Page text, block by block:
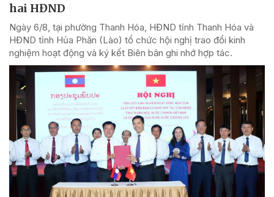
hai HĐND
Ngày 6/8, tại phường Thanh Hóa, HĐND tỉnh Thanh Hóa và
HĐND tỉnh Hủa Phăn (Lào) tổ chức hội nghị trao đổi kinh
nghiệm hoạt động và ký kết Biên bản ghi nhớ hợp tác.